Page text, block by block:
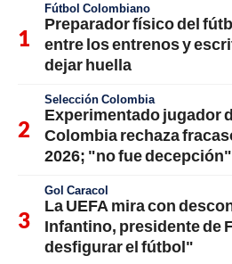
Fútbol Colombiano
Preparador físico del
entre los entrenos y
dejar huella
Selección Colombia
Experimentado jugador
Colombia rechaza
2026; "no fue decepción"
Gol Caracol
La UEFA mira con
Infantino, presidente de
desfigurar el fútbol"